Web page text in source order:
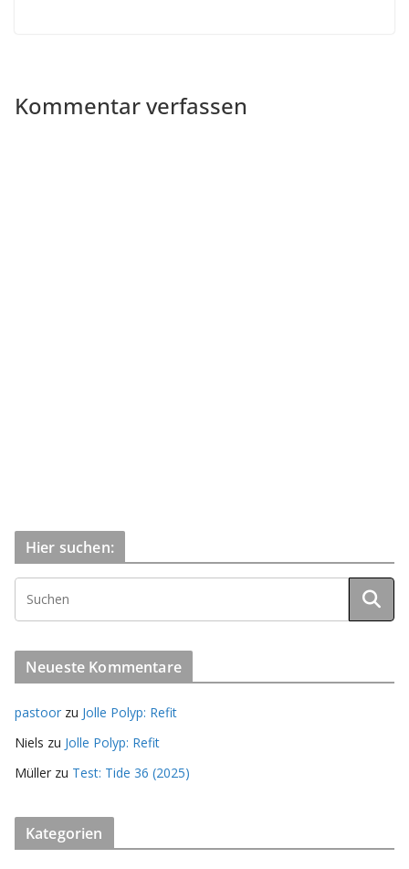
Kommentar verfassen
Hier suchen:
Neueste Kommentare
pastoor zu Jolle Polyp: Refit
Niels zu Jolle Polyp: Refit
Müller zu Test: Tide 36 (2025)
Kategorien